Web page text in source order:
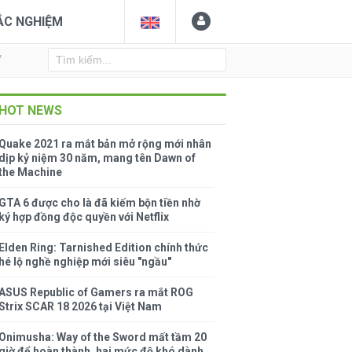
NGHIỆM
NEWS
2021 ra mắt bản mở rộng mới nhân
kỷ niệm 30 năm, mang tên Dawn of
Machine
6 được cho là đã kiếm bộn tiền nhờ
hợp đồng độc quyền với Netflix
Ring: Tarnished Edition chính thức
lộ nghề nghiệp mới siêu "ngầu"
Republic of Gamers ra mắt ROG
SCAR 18 2026 tại Việt Nam
Way of the Sword mất tầm 20